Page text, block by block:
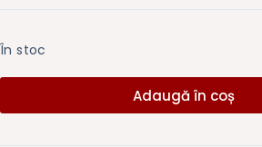
În stoc
Adaugă în coș